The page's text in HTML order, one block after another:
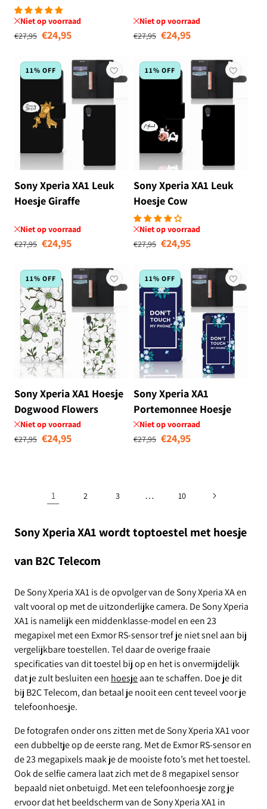
Niet op voorraad
Normale prijs
€27,95 Aanbiedingsprijs
€24,95
Niet op voorraad
Normale prijs
€27,95 €24,95
11% OFF
Sony Xperia XA1 Leuk
Hoesje Giraffe
Niet op voorraad
Normale prijs
€27,95 Aanbiedingsprijs
€24,95
11% OFF
Sony Xperia XA1 Leuk
Hoesje Cow
Niet op voorraad
Normale prijs
€27,95 €24,95
11% OFF
Sony Xperia XA1 Hoesje
Dogwood Flowers
Niet op voorraad
Normale prijs
€27,95 Aanbiedingsprijs
€24,95
11% OFF
Sony Xperia XA1
Portemonnee Hoesje
Flowers Blue DTMP
Niet op voorraad
Normale prijs
€27,95 €24,95
1 2 3 … 10
Sony Xperia XA1 wordt toptoestel met hoesje
van B2C Telecom
De Sony Xperia XA1 is de opvolger van de Sony Xperia XA en
valt vooral op met de uitzonderlijke camera. De Sony Xperia
XA1 is namelijk een middenklasse-model en een 23
megapixel met een Exmor RS-sensor tref je niet snel aan bij
vergelijkbare toestellen. Tel daar de overige fraaie
specificaties van dit toestel bij op en het is onvermijdelijk
dat je zult besluiten een hoesjeaan te schaffen. Doe je dit
bij B2C Telecom, dan betaal je nooit een cent teveel voor je
telefoonhoesje.
De fotografen onder ons zitten met de Sony Xperia XA1 voor
een dubbeltje op de eerste rang. Met de Exmor RS-sensor en
de 23 megapixels maak je de mooiste foto’s met het toestel.
Ook de selfie camera laat zich met de 8 megapixel sensor
bepaald niet onbetuigd. Met een telefoonhoesje zorg je
ervoor dat het beeldscherm van de Sony Xperia XA1 in